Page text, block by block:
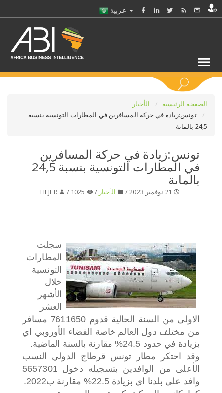
الصفحة الرئيسية
الأخبار
تونس:زيادة في حركة المسافرين في المطارات التونسية بنسبة
24,5 بالماىة
تونس:زيادة في حركة المسافرين
في المطارات التونسية بنسبة 24,5
بالماىة
الأخبار /
HEJER
سجلت
المطارات
التونسية
خلال
الأشهر
العشر
الاولى من السنة الحالية قدوم 7611650 مسافر
من مختلف دول العالم خاصة الفضاء الأوروبي اي
بزيادة في حدود 24.5% مقارنة بالسنة الماضية.
وقد احتكر مطار تونس قرطاج الدولي النسب
الأعلى من الوافدين بتسجيله دخول 5657301
وافد على بلدنا اي بزيادة 22.5% مقارنة ب2022.